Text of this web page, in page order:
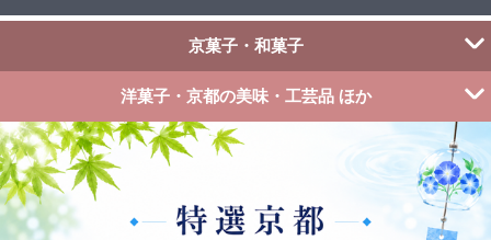
京菓子・和菓子
洋菓子・京都の美味・工芸品 ほか